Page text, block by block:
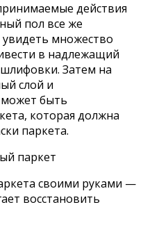
действия
пол все же
множество
в надлежащий
Затем на
слой и
быть
которая должна
паркета.
своими руками —
восстановить